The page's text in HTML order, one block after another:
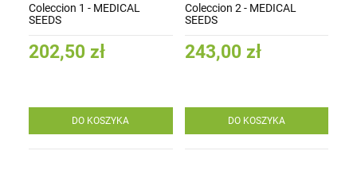
Coleccion 1 - MEDICAL
SEEDS
202,50 zł
DO KOSZYKA
Coleccion 2 - MEDICAL
SEEDS
243,00 zł
DO KOSZYKA